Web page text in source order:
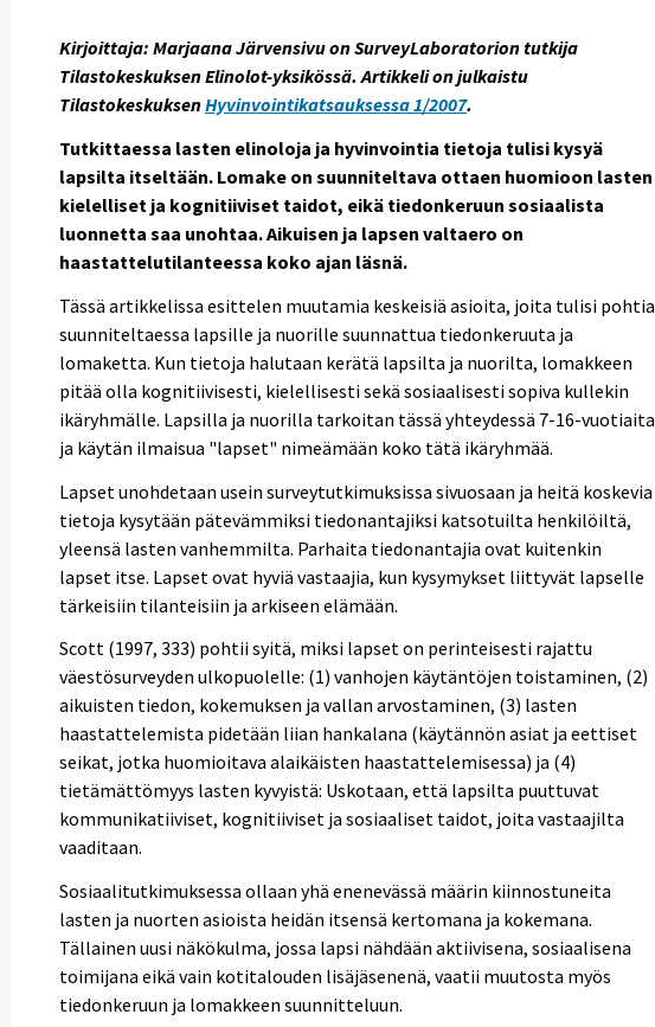
Kirjoittaja: Marjaana Järvensivu on SurveyLaboratorion tutkija
Tilastokeskuksen Elinolot-yksikössä. Artikkeli on julkaistu
TilastokeskuksenHyvinvointikatsauksessa 1/2007.
Tutkittaessa lasten elinoloja ja hyvinvointia tietoja tulisi kysyä
lapsilta itseltään. Lomake on suunniteltava ottaen huomioon lasten
kielelliset ja kognitiiviset taidot, eikä tiedonkeruun sosiaalista
luonnetta saa unohtaa. Aikuisen ja lapsen valtaero on
haastattelutilanteessa koko ajan läsnä.
Tässä artikkelissa esittelen muutamia keskeisiä asioita, joita tulisi pohtia
suunniteltaessa lapsille ja nuorille suunnattua tiedonkeruuta ja
lomaketta. Kun tietoja halutaan kerätä lapsilta ja nuorilta, lomakkeen
pitää olla kognitiivisesti, kielellisesti sekä sosiaalisesti sopiva kullekin
ikäryhmälle. Lapsilla ja nuorilla tarkoitan tässä yhteydessä 7-16-vuotiaita
ja käytän ilmaisua "lapset" nimeämään koko tätä ikäryhmää.
Lapset unohdetaan usein surveytutkimuksissa sivuosaan ja heitä koskevia
tietoja kysytään pätevämmiksi tiedonantajiksi katsotuilta henkilöiltä,
yleensä lasten vanhemmilta. Parhaita tiedonantajia ovat kuitenkin
lapset itse. Lapset ovat hyviä vastaajia, kun kysymykset liittyvät lapselle
tärkeisiin tilanteisiin ja arkiseen elämään.
Scott (1997, 333) pohtii syitä, miksi lapset on perinteisesti rajattu
väestösurveyden ulkopuolelle: (1) vanhojen käytäntöjen toistaminen, (2)
aikuisten tiedon, kokemuksen ja vallan arvostaminen, (3) lasten
haastattelemista pidetään liian hankalana (käytännön asiat ja eettiset
seikat, jotka huomioitava alaikäisten haastattelemisessa) ja (4)
tietämättömyys lasten kyvyistä: Uskotaan, että lapsilta puuttuvat
kommunikatiiviset, kognitiiviset ja sosiaaliset taidot, joita vastaajilta
vaaditaan.
Sosiaalitutkimuksessa ollaan yhä enenevässä määrin kiinnostuneita
lasten ja nuorten asioista heidän itsensä kertomana ja kokemana.
Tällainen uusi näkökulma, jossa lapsi nähdään aktiivisena, sosiaalisena
toimijana eikä vain kotitalouden lisäjäsenenä, vaatii muutosta myös
tiedonkeruun ja lomakkeen suunnitteluun.